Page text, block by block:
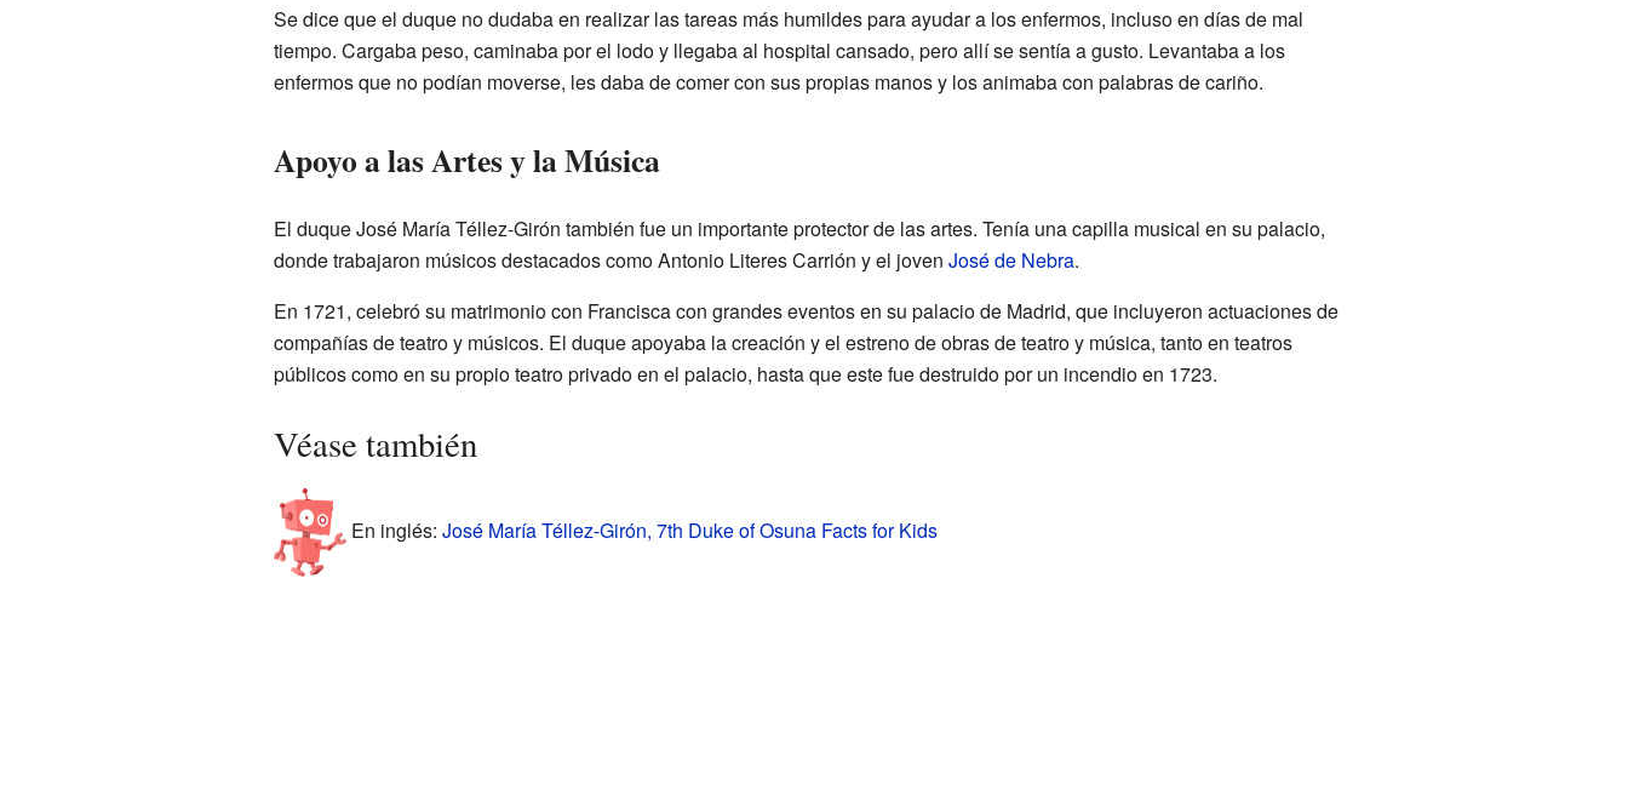
Se dice que el duque no dudaba en realizar las tareas más humildes para ayudar a los enfermos, incluso en días de mal
tiempo. Cargaba peso, caminaba por el lodo y llegaba al hospital cansado, pero allí se sentía a gusto. Levantaba a los
enfermos que no podían moverse, les daba de comer con sus propias manos y los animaba con palabras de cariño.
Apoyo a las Artes y la Música
El duque José María Téllez-Girón también fue un importante protector de las artes. Tenía una capilla musical en su palacio,
donde trabajaron músicos destacados como Antonio Literes Carrión y el joven José de Nebra.
En 1721, celebró su matrimonio con Francisca con grandes eventos en su palacio de Madrid, que incluyeron actuaciones de
compañías de teatro y músicos. El duque apoyaba la creación y el estreno de obras de teatro y música, tanto en teatros
públicos como en su propio teatro privado en el palacio, hasta que este fue destruido por un incendio en 1723.
Véase también
En inglés: José María Téllez-Girón, 7th Duke of Osuna Facts for Kids